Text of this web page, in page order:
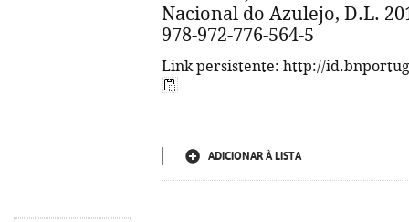
Nacional do Azulejo, D.L.
978-972-776-564-5
Link persistente: http://
ADICIONAR À LISTA